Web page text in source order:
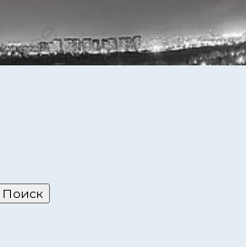
Поиск